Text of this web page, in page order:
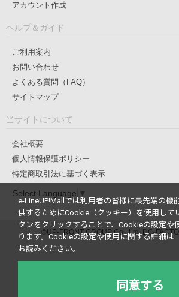
アカウント作成
ヘルプ＆ガイド
ご利用案内
お問い合わせ
よくある質問（FAQ）
サイトマップ
当サイトについて
会社概要
個人情報保護ポリシー
特定商取引法に基づく表示
Select Language ▼
©UP-FRONT GROUP Co., Ltd. DC-
e-LineUP!Mallでは利用者の皆様に最先端の機
供するためにCookie（クッキー）を使用して
タンをクリックすることで、Cookieの設定や
ります。Cookieの設定や使用に関する詳細は
お読みください。
同意する